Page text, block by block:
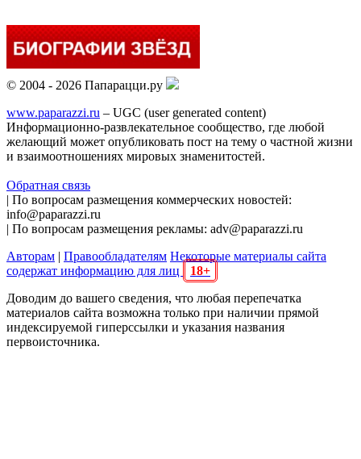
© 2004 - 2026 Папарацци.ру
www.paparazzi.ru – UGC (user generated content)
Информационно-развлекательное сообщество, где любой
желающий может опубликовать пост на тему о частной жизни
и взаимоотношениях мировых знаменитостей.
Обратная связь
| По вопросам размещения коммерческих новостей:
info@paparazzi.ru
| По вопросам размещения рекламы: adv@paparazzi.ru
Авторам | Правообладателям Некоторые материалы сайта
содержат информацию для лиц
18+
Доводим до вашего сведения, что любая перепечатка
материалов сайта возможна только при наличии прямой
индексируемой гиперссылки и указания названия
первоисточника.